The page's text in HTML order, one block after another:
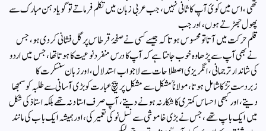
تھی ، اس میں کوئ آپ کا ثانی نہیں ، جب عربی زبان میں تکلم فرماتے تو گویا دہن مبارک سے
پھول جھڑتے ہوں ، اور جب
قلم حرکت میں آتا تو محسوس ہوتا کہ جیسے کسی نے صفحۂ قرطاس پر گل فشانی کر دی ہو ، جس
نے بھی آپ سے پڑھا وہ خوب جانتا ہے کہ آپ کا درس منفرد نوعیت کا ہوتا تھا ، جس میں اردو
کی شاندار ترجمانی ، انگریزی اصطلاحات سے لاجواب استدلال ، اور زبان سنسکرت کا
زبردست تڑکا شامل ہوتا ، مولانا ؒ مشکل سے مشکل پر پیچ عبارت کو بڑی آسانی سے طلبہ کو سمجھا
دیتے ، اور کبھی احساس کمتری کا شکار نہ ہو نے دیتے ، آپ صرف استاد نہ تھے بلکہ استاذ کی شکل
میں ایک باپ تھے ، جس نے بڑی خاموشی سے نسل‌ نو کی تعمیر کی ، اور ہمیشہ ایک باب کی مانند